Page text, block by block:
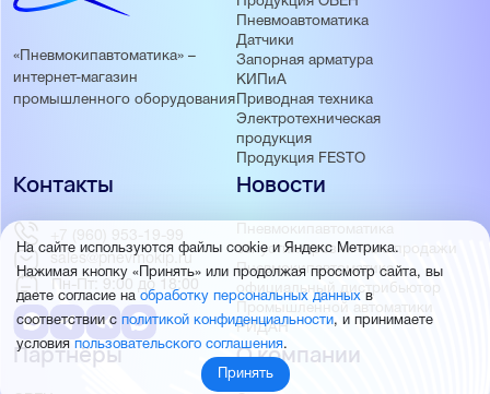
«Пневмокипавтоматика» –
интернет-магазин
промышленного оборудования
Пневмоавтоматика
Датчики
Запорная арматура
КИПиА
Приводная техника
Электротехническая
продукция
Продукция FESTO
Новости
Пневмокипавтоматика
запустила розничные продажи
Пневмокипавтоматика –
официальный дистрибьютор
Промышленной автоматики
РИДАН
Партнёры О компании
Контакты
+7 (960) 953-19-99
sales@pnevmokip.ru
Пн-Пт: 9:00 до 18:00
На сайте используются файлы cookie и Яндекс Метрика.
Нажимая кнопку «Принять» или продолжая просмотр сайта, вы
даете согласие наобработку персональных данных в
соответствии с политикой конфиденциальности, и принимаете
условия пользовательского соглашения.
Принять